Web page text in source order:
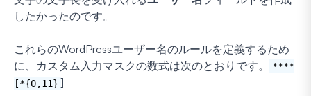
したかったのです。
これらのWordPressユーザー名のルールを定義するため
に、カスタム入力マスクの数式は次のとおりです。
****
[*{0,11} ]